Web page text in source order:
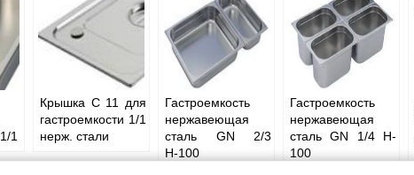
1
Крышка C 11 для
гастроемкости 1/1
нерж. стали
Гастроемкость
нержавеющая
сталь GN 2/3
Н-100
Гастроемкость
нержавеющая
сталь GN 1/4 H-
100